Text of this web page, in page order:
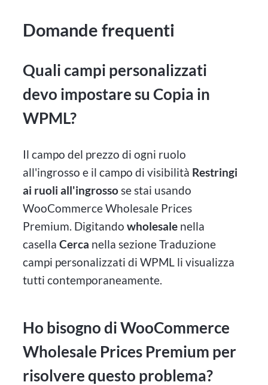
Domande frequenti
Quali campi personalizzati
devo impostare su Copia in
WPML?
Il campo del prezzo di ogni ruolo
all'ingrosso e il campo di visibilità Restringi
ai ruoli all'ingrossose stai usando
WooCommerce Wholesale Prices
Premium. Digitandowholesale nella
casellaCerca nella sezione Traduzione
campi personalizzati di WPML li visualizza
tutti contemporaneamente.
Ho bisogno di WooCommerce
Wholesale Prices Premium per
risolvere questo problema?